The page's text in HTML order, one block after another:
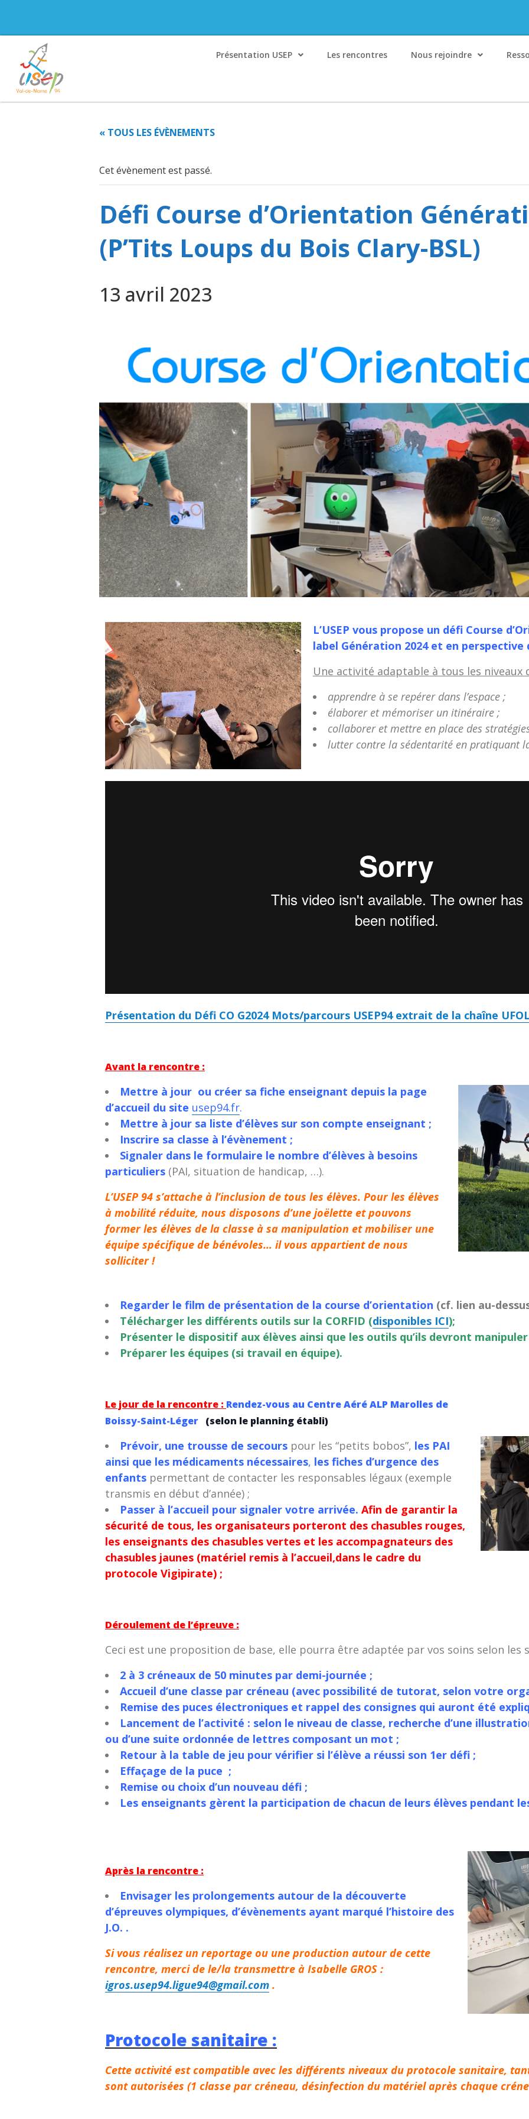
Présentation USEP Les rencontres Nous rejoindre
« TOUS LES ÉVÈNEMENTS
Cet évènement est passé.
Défi Course d’Orientation
(P’Tits Loups du Bois Clary-BSL)
13 avril 2023
L’USEP vous propose un défi Course
label Génération 2024 et en perspective
Une activité adaptable à tous les niveaux
apprendre à se repérer dans l’espace ;
élaborer et mémoriser un itinéraire ;
collaborer et mettre en place des
lutter contre la sédentarité en pratiquant
Présentation du Défi CO G2024 Mots/parcours USEP94extrait de la chaîne
Avant la rencontre :
Mettre à jour ou créer sa fiche enseignant depuis la page
d’accueil du site usep94.fr.
Mettre à jour sa liste d’élèves sur son compte enseignant ;
Inscrire sa classe à l’évènement ;
Signaler dans le formulaire le nombre d’élèves à besoins
particuliers (PAI, situation de handicap, …).
L’USEP 94 s’attache à l’inclusion de tous les élèves. Pour les élèves
à mobilité réduite, nous disposons d’une joëlette et pouvons
former les élèves de la classe à sa manipulation et mobiliser une
équipe spécifique de bénévoles… il vous appartient de nous
solliciter !
Regarder le film de présentation de la course d’orientation (cf. lien au-
Télécharger les différents outils sur la CORFID (disponibles ICI);
Présenter le dispositif aux élèves ainsi que les outils qu’ils devront manipuler
Préparer les équipes (si travail en équipe).
Le jour de la rencontre : Rendez-vous au Centre Aéré ALP Marolles de
Boissy-Saint-Léger (selon le planning établi)
Prévoir, une trousse de secours pour les “petits bobos”, les PAI
ainsi que les médicaments nécessaires, les fiches d’urgence des
enfants permettant de contacter les responsables légaux (exemple
transmis en début d’année) ;
Passer à l’accueil pour signaler votre arrivée. Afin de garantir la
sécurité de tous, les organisateurs porteront des chasubles rouges,
les enseignants des chasubles vertes et les accompagnateurs des
chasubles jaunes (matériel remis à l’accueil,dans le cadre du
protocole Vigipirate) ;
Déroulement de l’épreuve :
Ceci est une proposition de base, elle pourra être adaptée par vos soins selon les
2 à 3 créneaux de 50 minutes par demi-journée ;
Accueil d’une classe par créneau (avec possibilité de tutorat, selon votre
Remise des puces électroniques et rappel des consignes qui auront été
Lancement de l’activité : selon le niveau de classe, recherche d’une
ou d’une suite ordonnée de lettres composant un mot ;
Retour à la table de jeu pour vérifier si l’élève a réussi son 1er défi ;
Effaçage de la puce ;
Remise ou choix d’un nouveau défi ;
Les enseignants gèrent la participation de chacun de leurs élèves pendant
Après la rencontre :
Envisager les prolongements autour de la découverte
d’épreuves olympiques, d’évènements ayant marqué l’histoire des
J.O. .
Si vous réalisez un reportage ou une production autour de cette
rencontre, merci de le/la transmettre à Isabelle GROS :
igros.usep94.ligue94@gmail.com .
Protocole sanitaire :
Cette activité est compatible avec les différents niveaux du protocole sanitaire,
sont autorisées (1 classe par créneau, désinfection du matériel après chaque